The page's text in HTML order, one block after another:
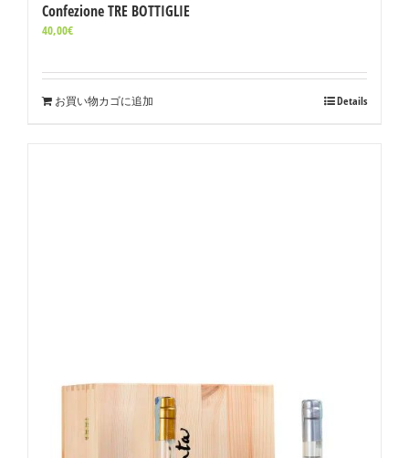
Confezione TRE BOTTIGLIE
40,00€
お買い物カゴに追加 Details